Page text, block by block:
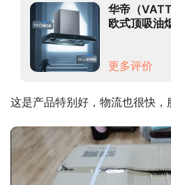
华帝（
欧式顶吸油
更多评价
这是产品特别好，物流也很快，